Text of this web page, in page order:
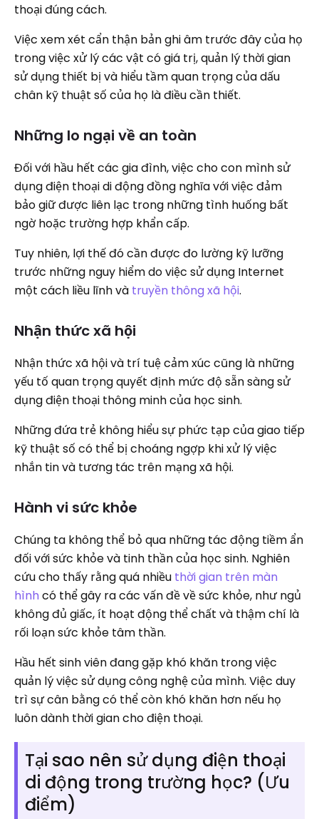
thoại đúng cách.
Việc xem xét cẩn thận bản ghi âm trước đây của họ
trong việc xử lý các vật có giá trị, quản lý thời gian
sử dụng thiết bị và hiểu tầm quan trọng của dấu
chân kỹ thuật số của họ là điều cần thiết.
Những lo ngại về an toàn
Đối với hầu hết các gia đình, việc cho con mình sử
dụng điện thoại di động đồng nghĩa với việc đảm
bảo giữ được liên lạc trong những tình huống bất
ngờ hoặc trường hợp khẩn cấp.
Tuy nhiên, lợi thế đó cần được đo lường kỹ lưỡng
trước những nguy hiểm do việc sử dụng Internet
một cách liều lĩnh và truyền thông xã hội.
Nhận thức xã hội
Nhận thức xã hội và trí tuệ cảm xúc cũng là những
yếu tố quan trọng quyết định mức độ sẵn sàng sử
dụng điện thoại thông minh của học sinh.
Những đứa trẻ không hiểu sự phức tạp của giao tiếp
kỹ thuật số có thể bị choáng ngợp khi xử lý việc
nhắn tin và tương tác trên mạng xã hội.
Hành vi sức khỏe
Chúng ta không thể bỏ qua những tác động tiềm ẩn
đối với sức khỏe và tinh thần của học sinh. Nghiên
cứu cho thấy rằng quá nhiều thời gian trên màn
hình có thể gây ra các vấn đề về sức khỏe, như ngủ
không đủ giấc, ít hoạt động thể chất và thậm chí là
rối loạn sức khỏe tâm thần.
Hầu hết sinh viên đang gặp khó khăn trong việc
quản lý việc sử dụng công nghệ của mình. Việc duy
trì sự cân bằng có thể còn khó khăn hơn nếu họ
luôn dành thời gian cho điện thoại.
Tại sao nên sử dụng điện thoại
di động trong trường học? (Ưu
điểm)